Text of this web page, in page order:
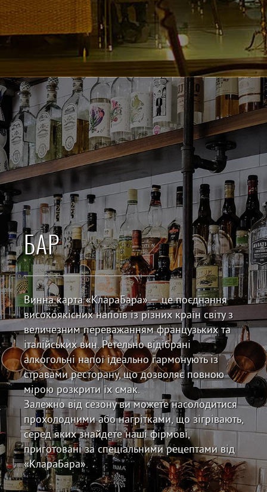
БАР
Винна карта «КлараБара» — це поєднання
високоякісних напоїв із різних країн світу з
величезним переважанням французьких та
італійських вин. Ретельно відібрані
алкогольні напої ідеально гармонують із
стравами ресторану, що дозволяє повною
мірою розкрити їх смак.
Залежно від сезону ви можете насолодитися
прохолодними або нагрітками, що зігрівають,
серед яких знайдете наші фірмові,
приготовані за спеціальними рецептами від
«КлараБара».